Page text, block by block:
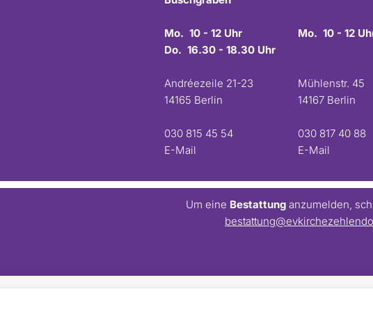
Mo. 10 - 12 Uhr
Do. 16.30 - 18.30 Uhr
Andréezeile 21-23
14165 Berlin
030 815 45 54
E-Mail
Mo. 10 - 12
Mühlenstr. 45
14167 Berlin
030 817 40 88
E-Mail
Um eine Bestattunganzumelden,